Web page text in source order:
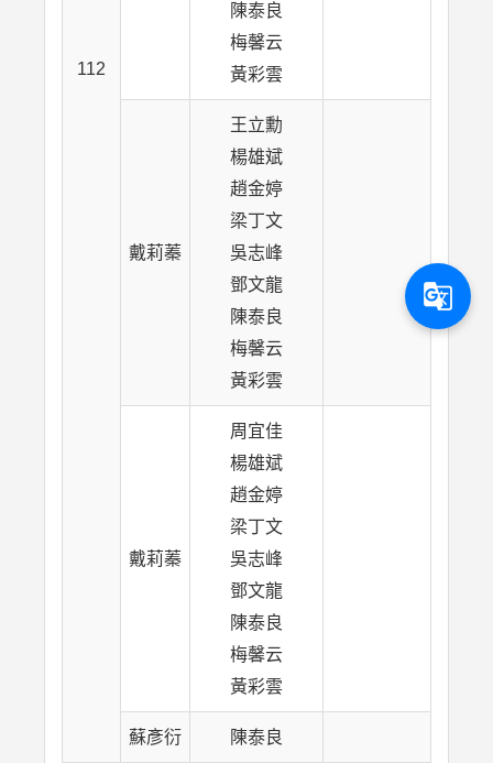
112
陳泰良
梅馨云
黃彩雲
戴莉蓁
王立勳
楊雄斌
趙金婷
梁丁文
吳志峰
鄧文龍
陳泰良
梅馨云
黃彩雲
戴莉蓁
周宜佳
楊雄斌
趙金婷
梁丁文
吳志峰
鄧文龍
陳泰良
梅馨云
黃彩雲
蘇彥衍 陳泰良
g_translate